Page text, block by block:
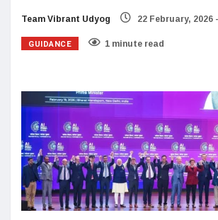
Team Vibrant Udyog 22 February, 2026
GUIDANCE 1 minute read